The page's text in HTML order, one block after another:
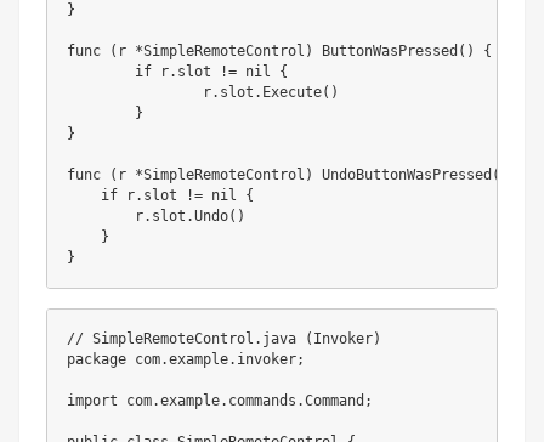
}
func ( r *SimpleRemoteControl ) ButtonWasPressed ( )
{
if r. slot != nil
{
		r
. slot . Execute( )
}
}
func ( r *SimpleRemoteControl ) UndoButtonWasPressed (
if r. slot != nil
{
        r
. slot .Undo( )
}
}
// SimpleRemoteControl.java (Invoker)
package com.example. invoker;
import com.example. commands .Command ;